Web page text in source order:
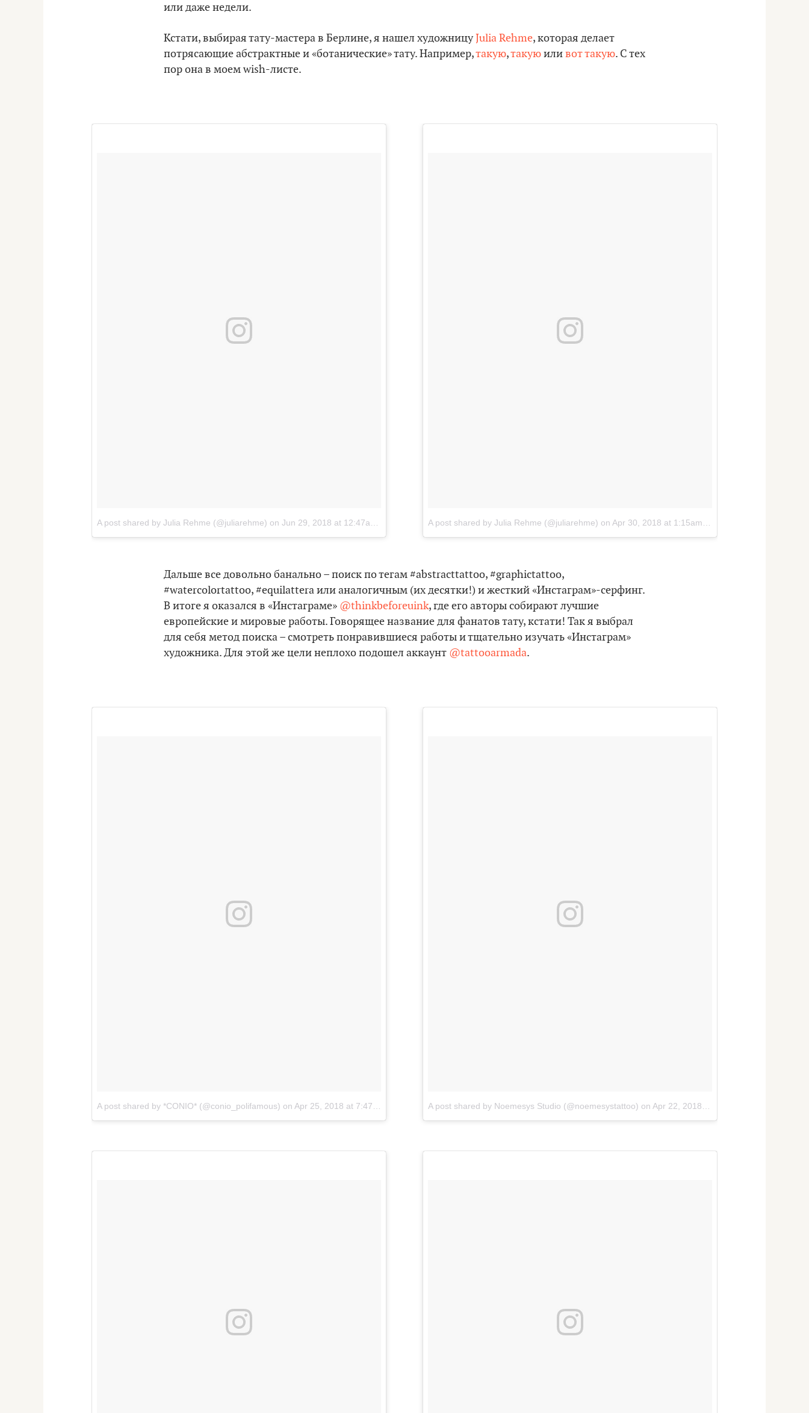
или даже недели.
Кстати, выбирая тату-мастера в Берлине, я нашел художницуJulia Rehme, которая делает
потрясающие абстрактные и «ботанические» тату. Например,такую,такуюиливот такую. С тех
пор она в моем wish-листе.
A post shared by Julia Rehme (@juliarehme) on Jun 29, 2018 at 12:47am PDT A post shared by Julia Rehme (@juliarehme) on Apr 30, 2018 at 1:15am PDT
Дальше все довольно банально – поиск по тегам #abstracttattoo, #graphictattoo,
#watercolortattoo, #equilattera или аналогичным (их десятки!) и жесткий «Инстаграм»-серфинг.
В итоге я оказался в «Инстаграме» @thinkbeforeuink, где его авторы собирают лучшие
европейские и мировые работы. Говорящее название для фанатов тату, кстати! Так я выбрал
для себя метод поиска – смотреть понравившиеся работы и тщательно изучать «Инстаграм»
художника. Для этой же цели неплохо подошел аккаунт @tattooarmada.
A post shared by *CONIO* (@conio_polifamous) on Apr 25, 2018 at 7:47am PDT A post shared by Noemesys Studio (@noemesystattoo) on Apr 22, 2018 at 4:54am PDT